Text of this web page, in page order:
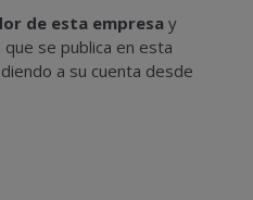
de esta empresay
se publica en esta
a su cuenta desde